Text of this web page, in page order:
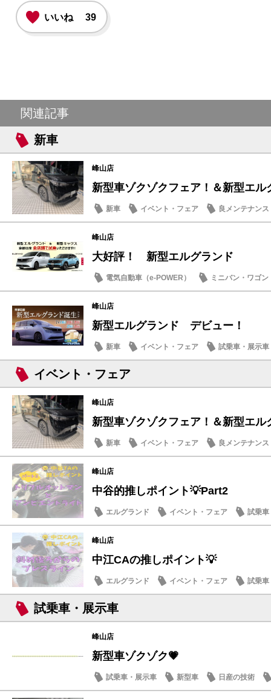
いいね 39
関連記事
新車
峰山店
新型車ゾクゾクフェア！＆新型エル
新車 イベント・フェア 良メンテナンス
峰山店
大好評！ 新型エルグランド
電気自動車（e-POWER）
ミニバン・ワゴン
新車
峰山店
新型エルグランド デビュー！
新車 イベント・フェア 試乗車・展示車
イベント・フェア
峰山店
新型車ゾクゾクフェア！＆新型エル
新車 イベント・フェア 良メンテナンス
峰山店
中谷的推しポイント💡Part2
エルグランド イベント・フェア
試乗車
日産の技術
峰山店
中江CAの推しポイント💡
エルグランド イベント・フェア
試乗車
日産の技術
試乗車・展示車
峰山店
新型車ゾクゾク💗
試乗車・展示車 新型車 日産の技術